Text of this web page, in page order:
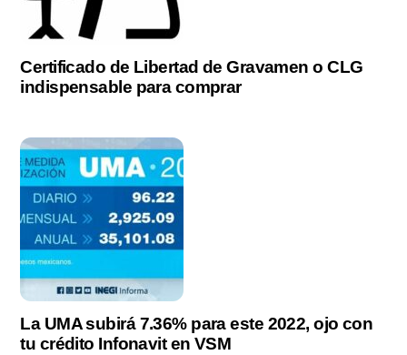
Certificado de Libertad de Gravamen o CLG
indispensable para comprar
La UMA subirá 7.36% para este 2022, ojo con
tu crédito Infonavit en VSM